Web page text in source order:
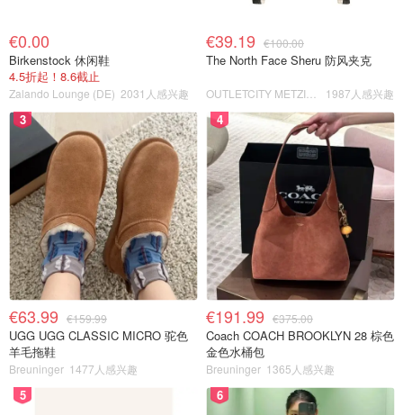
€0.00
Birkenstock 休闲鞋
4.5折起！8.6截止
Zalando Lounge (DE) 2031人感兴趣
€39.19 €100.00
The North Face Sheru 防风夹克
1987人感兴趣
3
€63.99 €159.99
UGG UGG CLASSIC MICRO 驼色
羊毛拖鞋
Breuninger 1477人感兴趣
4
€191.99 €375.00
Coach COACH BROOKLYN 28 棕色
金色水桶包
Breuninger 1365人感兴趣
5 6